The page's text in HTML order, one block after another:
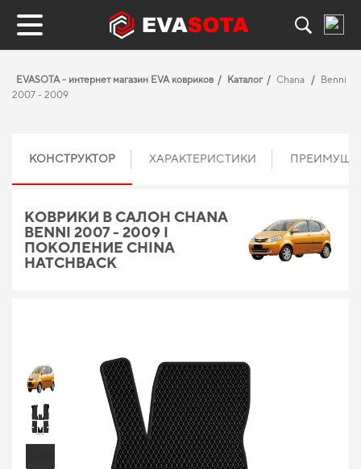
EVASOTA - интернет магазин EVA ковриков Каталог Chana
Benni
2007 - 2009
КОНСТРУКТОР ХАРАКТЕРИСТИКИ
КОВРИКИ В САЛОН CHANA
BENNI 2007 - 2009 I
ПОКОЛЕНИЕ CHINA
HATCHBACK